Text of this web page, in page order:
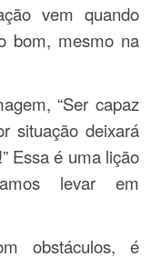
vem quando
bom, mesmo na
“Ser capaz
situação deixará
Essa é uma lição
levar em
obstáculos, é